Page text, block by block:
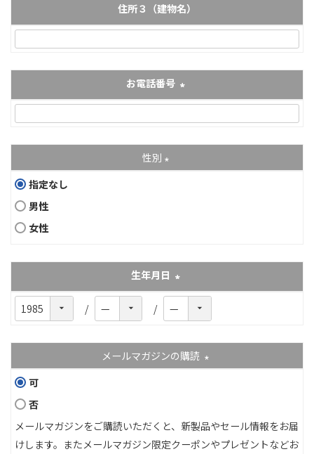
住所３（建物名）
お電話番号
(必須)
性別
指定なし
男性
女性
生年月日
(必須)
メールマガジンの購読
可
否
メールマガジンをご購読いただくと、新製品やセール情報をお届
けします。またメールマガジン限定クーポンやプレゼントなどお